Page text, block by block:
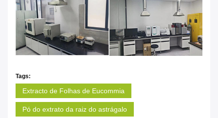
Tags:
Extracto de Folhas de Eucommia
Pó do extrato da raiz do astrágalo